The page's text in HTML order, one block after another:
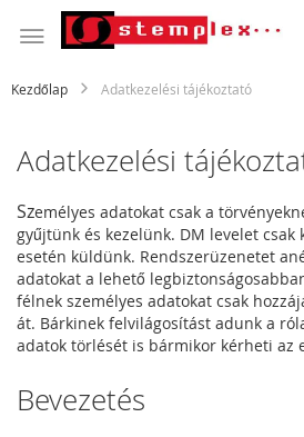
a
Kezdőlap Adatkezelési tájékoztató
Adatkezelési
Személyes adatokat csak a
gyűjtünk és kezelünk. DM levelet csak
esetén küldünk. Rendszerüzenetet
adatokat a lehető
félnek személyes adatokat csak
át. Bárkinek felvilágosítást adunk a
adatok törlését is bármikor kérheti az
Bevezetés